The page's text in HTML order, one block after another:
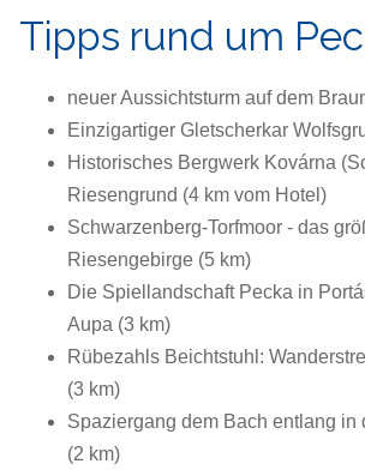
Tipps rund um Pec
neuer Aussichtsturm auf dem
Einzigartiger Gletscherkar
Historisches Bergwerk Kovárna
Riesengrund (4 km vom Hotel)
Schwarzenberg-Torfmoor - das
Riesengebirge (5 km)
Die Spiellandschaft Pecka in
Aupa (3 km)
Rübezahls Beichtstuhl:
(3 km)
Spaziergang dem Bach entlang in
(2 km)